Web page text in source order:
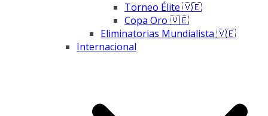
Torneo Élite 🇻🇪
Copa Oro 🇻🇪
Eliminatorias Mundialista 🇻🇪
Internacional